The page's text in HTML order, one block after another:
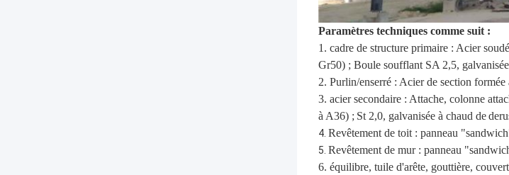
Paramètres techniques comme suit :
1. cadre de structure primaire : Acier
Gr50) ; Boule soufflant SA 2,5,
2. Purlin/enserré : Acier de section
3. acier secondaire : Attache, colonne
à A36) ; St 2,0, galvanisée à chaud de
4. Revêtement de toit : panneau
5. Revêtement de mur : panneau
6. équilibre, tuile d'arête, gouttière,